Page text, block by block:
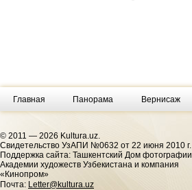
Главная Панорама Вернисаж
© 2011 — 2026 Kultura.uz.
Cвидетельство УзАПИ №0632 от 22 июня 2010 г.
Поддержка сайта: Ташкентский Дом фотографии
Академии художеств Узбекистана и компания
«Кинопром»
Почта: Letter@kultura.uz